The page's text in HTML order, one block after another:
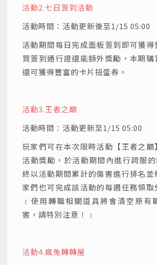
活動2.七日簽到活動
活動時間：活動更新後至1/15 05:00
活動期間每日完成面板簽到即可獲得
買簽到通行證還能額外獎勵，本期
還可獲得豐富的卡片扭蛋券。
活動3.王者之巔
活動時間：活動更新至1/15 05:00
玩家們可在本次限時活動【王者之巔
活動獎勵，於活動期間內進行跨服
終以活動期間累計的傷害進行排名並
家們也可完成該活動的每週任務領取
﹝使用轉職相關道具將會清空原有
害，請特別注意！﹞
活動4.瘋兔轉轉屋